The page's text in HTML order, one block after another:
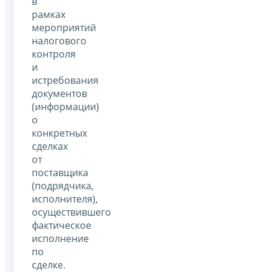
рамках
мероприятий
налогового
контроля
и
истребования
документов
(информации)
о
конкретных
сделках
от
поставщика
(подрядчика,
исполнителя),
осуществившего
фактическое
исполнение
по
сделке.